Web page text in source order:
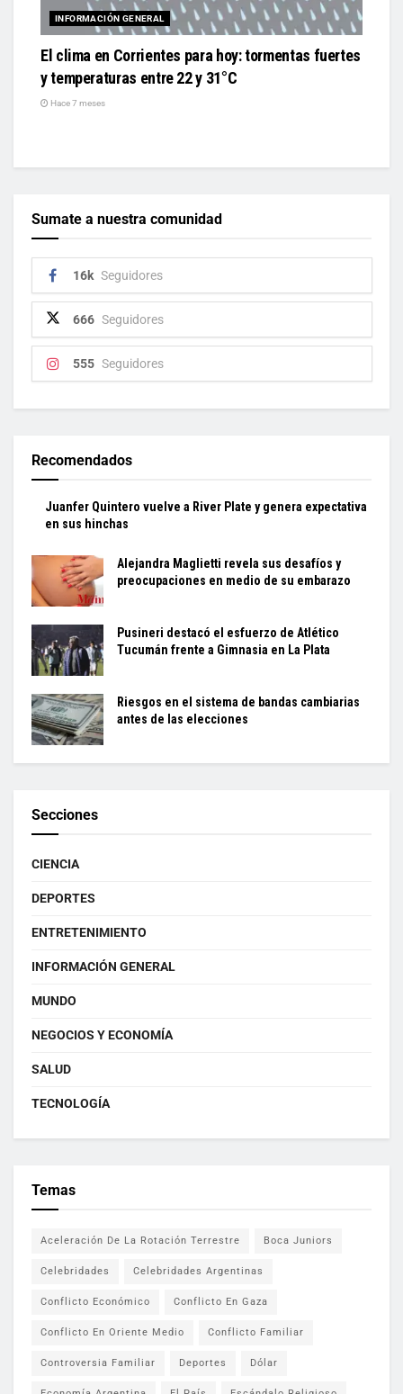
INFORMACIÓN GENERAL
El clima en Corrientes para hoy: tormentas fuertes
y temperaturas entre 22 y 31°C
Hace 7 meses
Sumate a nuestra comunidad
16k Seguidores
666 Seguidores
555 Seguidores
Recomendados
Juanfer Quintero vuelve a River Plate y genera expectativa
en sus hinchas
Alejandra Maglietti revela sus desafíos y
preocupaciones en medio de su embarazo
Pusineri destacó el esfuerzo de Atlético
Tucumán frente a Gimnasia en La Plata
Riesgos en el sistema de bandas cambiarias
antes de las elecciones
Secciones
CIENCIA
DEPORTES
ENTRETENIMIENTO
INFORMACIÓN GENERAL
MUNDO
NEGOCIOS Y ECONOMÍA
SALUD
TECNOLOGÍA
Temas
Aceleración De La Rotación Terrestre Boca Juniors
Celebridades Celebridades Argentinas
Conflicto Económico Conflicto En Gaza
Conflicto En Oriente Medio Conflicto Familiar
Controversia Familiar Deportes Dólar